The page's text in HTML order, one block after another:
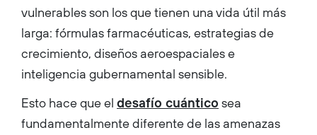
vulnerables son los que tienen una vida útil más
larga: fórmulas farmacéuticas, estrategias de
crecimiento, diseños aeroespaciales e
inteligencia gubernamental sensible.
Esto hace que el desafío cuántico sea
fundamentalmente diferente de las amenazas